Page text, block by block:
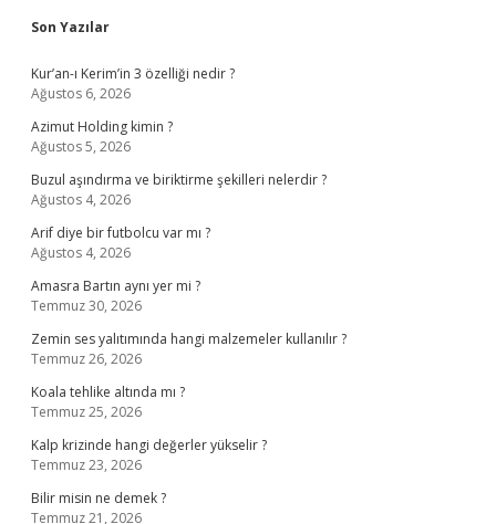
Sidebar
Son Yazılar
Kur’an-ı Kerim’in 3 özelliği nedir ?
Ağustos 6, 2026
Azimut Holding kimin ?
Ağustos 5, 2026
Buzul aşındırma ve biriktirme şekilleri nelerdir ?
Ağustos 4, 2026
Arif diye bir futbolcu var mı ?
Ağustos 4, 2026
Amasra Bartın aynı yer mi ?
Temmuz 30, 2026
Zemin ses yalıtımında hangi malzemeler kullanılır ?
Temmuz 26, 2026
Koala tehlike altında mı ?
Temmuz 25, 2026
Kalp krizinde hangi değerler yükselir ?
Temmuz 23, 2026
Bilir misin ne demek ?
Temmuz 21, 2026